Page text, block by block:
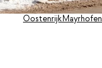
OostenrijkMayrhofen